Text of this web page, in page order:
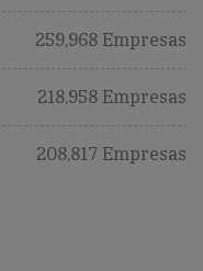
259,968 Empresas
218,958 Empresas
208,817 Empresas